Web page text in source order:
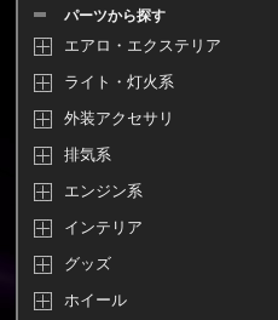
パーツから探す
エアロ・エクステリア
ライト・灯火系
外装アクセサリ
排気系
エンジン系
インテリア
グッズ
ホイール